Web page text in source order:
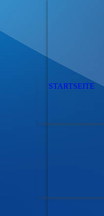
STARTSEITE